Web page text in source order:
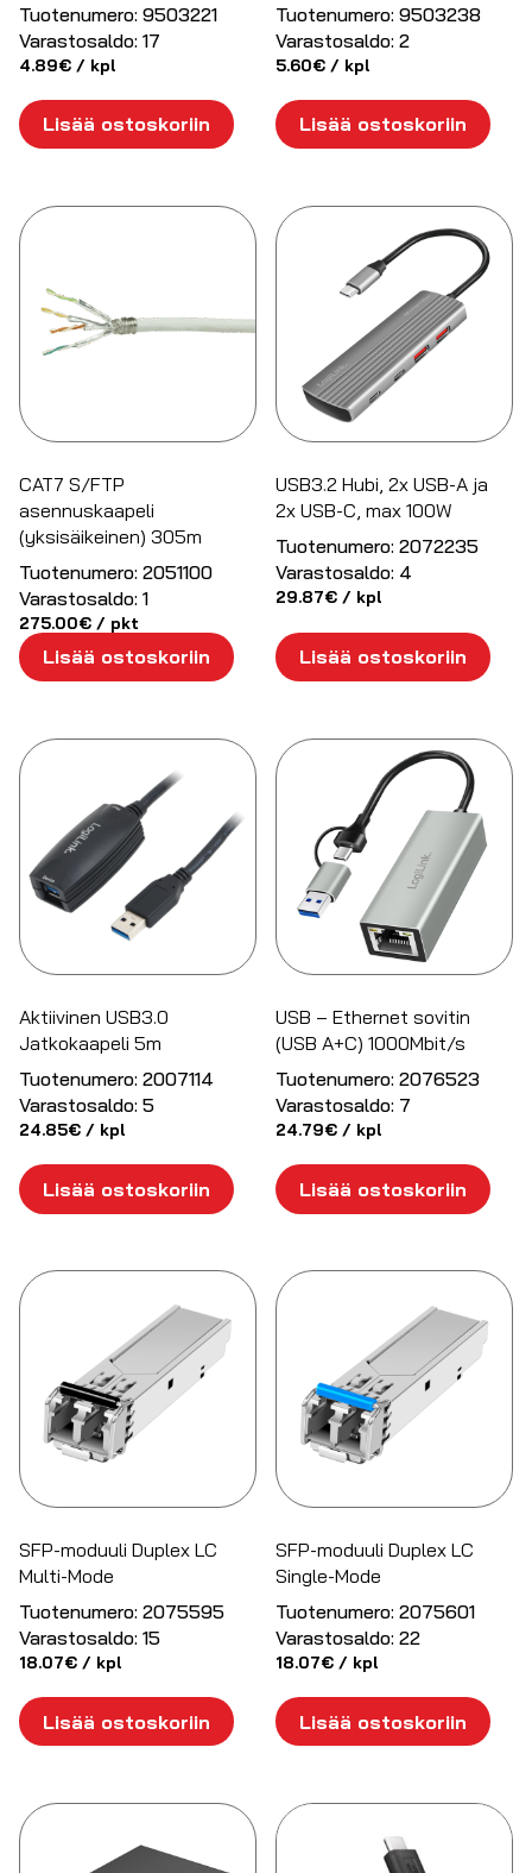
Tuotenumero: 9503221
Varastosaldo: 17
4.89€ / kpl
Lisää ostoskoriin
Tuotenumero: 9503238
Varastosaldo: 2
5.60€ / kpl
Lisää ostoskoriin
CAT7 S/FTP
asennuskaapeli
(yksisäikeinen) 305m
Tuotenumero: 2051100
Varastosaldo: 1
275.00€ / pkt
Lisää ostoskoriin
USB3.2 Hubi, 2x USB-A ja
2x USB-C, max 100W
Tuotenumero: 2072235
Varastosaldo: 4
29.87€ / kpl
Lisää ostoskoriin
Aktiivinen USB3.0
Jatkokaapeli 5m
Tuotenumero: 2007114
Varastosaldo: 5
24.85€ / kpl
Lisää ostoskoriin
USB – Ethernet sovitin
(USB A+C) 1000Mbit/s
Tuotenumero: 2076523
Varastosaldo: 7
24.79€ / kpl
Lisää ostoskoriin
SFP-moduuli Duplex LC
Multi-Mode
Tuotenumero: 2075595
Varastosaldo: 15
18.07€ / kpl
Lisää ostoskoriin
SFP-moduuli Duplex LC
Single-Mode
Tuotenumero: 2075601
Varastosaldo: 22
18.07€ / kpl
Lisää ostoskoriin